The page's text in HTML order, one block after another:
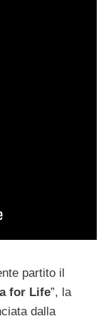
partito il
for Life”, la
dalla